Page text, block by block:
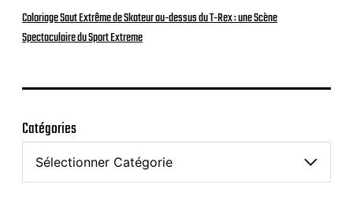
Coloriage Saut Extrême de Skateur au-dessus du T-Rex : une Scène
Spectaculaire du Sport Extreme
Catégories